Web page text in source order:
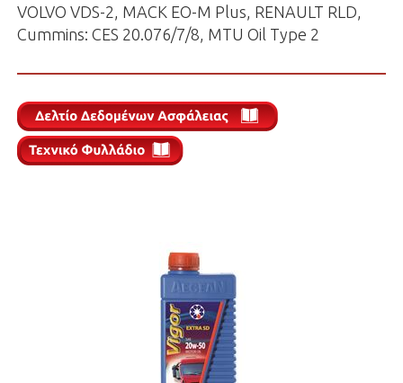
VOLVO VDS-2, ΜΑCK EO-M Plus, RENAULT RLD,
Cummins: CES 20.076/7/8, MTU Oil Type 2